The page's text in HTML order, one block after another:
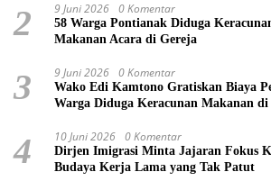
2 9 Juni 2026 0 Komentar
58 Warga Pontianak Diduga
Makanan Acara di Gereja
3 9 Juni 2026 0 Komentar
Wako Edi Kamtono Gratiskan Biaya
Warga Diduga Keracunan Makanan di
4 10 Juni 2026 0 Komentar
Dirjen Imigrasi Minta Jajaran Fokus
Budaya Kerja Lama yang Tak Patut